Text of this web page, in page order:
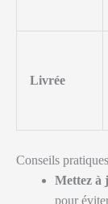
Livrée
Conseils
Mettez à
pour